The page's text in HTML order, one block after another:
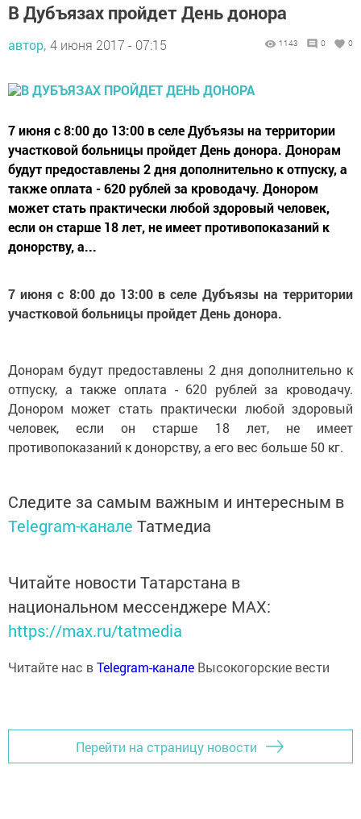
В Дубъязах пройдет День донора
автор, 4 июня 2017 - 07:15 1143 0 0
7 июня с 8:00 до 13:00 в селе Дубъязы на территории
участковой больницы пройдет День донора. Донорам
будут предоставлены 2 дня дополнительно к отпуску, а
также оплата - 620 рублей за кроводачу. Донором
может стать практически любой здоровый человек,
если он старше 18 лет, не имеет противопоказаний к
донорству, а...
7 июня с 8:00 до 13:00 в селе Дубъязы на территории
участковой больницы пройдет День донора.
Донорам будут предоставлены 2 дня дополнительно к
отпуску, а также оплата - 620 рублей за кроводачу.
Донором может стать практически любой здоровый
человек, если он старше 18 лет, не имеет
противопоказаний к донорству, а его вес больше 50 кг.
Следите за самым важным и интересным в
Telegram-канале Татмедиа
Читайте новости Татарстана в
национальном мессенджере MАХ:
https://max.ru/tatmedia
Читайте нас вTelegram-канале Высокогорские вести
Перейти на страницу новости